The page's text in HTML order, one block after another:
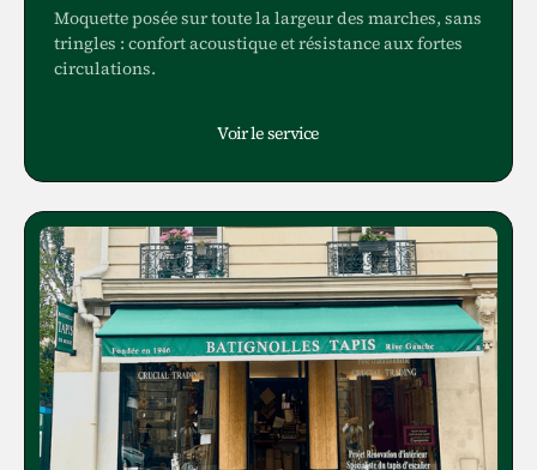
Moquette posée sur toute la largeur des marches, sans
tringles : confort acoustique et résistance aux fortes
circulations.
Voir le service